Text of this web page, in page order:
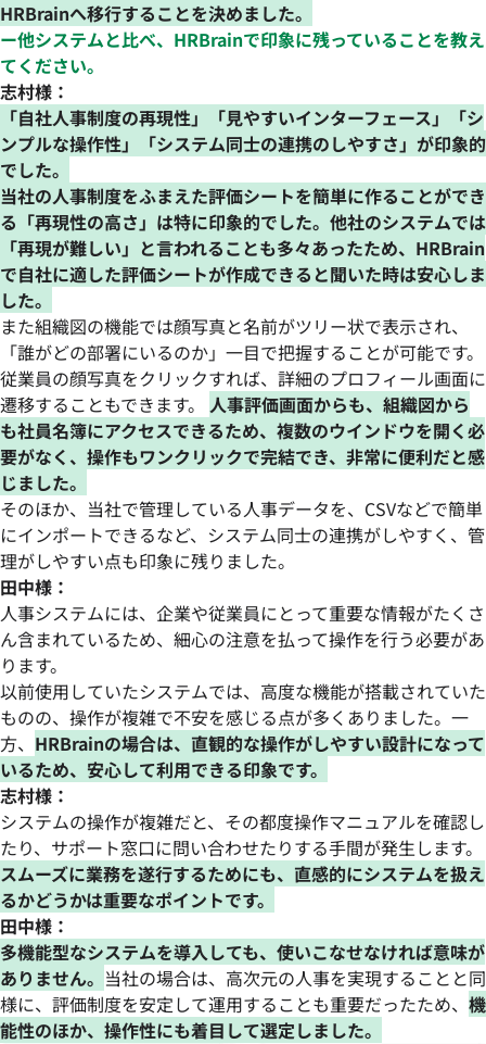
HRBrainへ移行することを決めました。
ー他システムと比べ、HRBrainで印象に残っていることを教え
てください。
志村様：
「自社人事制度の再現性」「見やすいインターフェース」「シ
ンプルな操作性」「システム同士の連携のしやすさ」が印象的
でした。
当社の人事制度をふまえた評価シートを簡単に作ることができ
る「再現性の高さ」は特に印象的でした。他社のシステムでは
「再現が難しい」と言われることも多々あったため、HRBrain
で自社に適した評価シートが作成できると聞いた時は安心しま
した。
また組織図の機能では顔写真と名前がツリー状で表示され、
「誰がどの部署にいるのか」一目で把握することが可能です。
従業員の顔写真をクリックすれば、詳細のプロフィール画面に
遷移することもできます。 人事評価画面からも、組織図から
も社員名簿にアクセスできるため、複数のウインドウを開く必
要がなく、操作もワンクリックで完結でき、非常に便利だと感
じました。
そのほか、当社で管理している人事データを、CSVなどで簡単
にインポートできるなど、システム同士の連携がしやすく、管
理がしやすい点も印象に残りました。
田中様：
人事システムには、企業や従業員にとって重要な情報がたくさ
ん含まれているため、細心の注意を払って操作を行う必要があ
ります。
以前使用していたシステムでは、高度な機能が搭載されていた
ものの、操作が複雑で不安を感じる点が多くありました。一
方、 HRBrainの場合は、直観的な操作がしやすい設計になって
いるため、安心して利用できる印象です。
志村様：
システムの操作が複雑だと、その都度操作マニュアルを確認し
たり、サポート窓口に問い合わせたりする手間が発生します。
スムーズに業務を遂行するためにも、直感的にシステムを扱え
るかどうかは重要なポイントです。
田中様：
多機能型なシステムを導入しても、使いこなせなければ意味が
ありません。 当社の場合は、高次元の人事を実現することと同
様に、評価制度を安定して運用することも重要だったため、 機
能性のほか、操作性にも着目して選定しました。